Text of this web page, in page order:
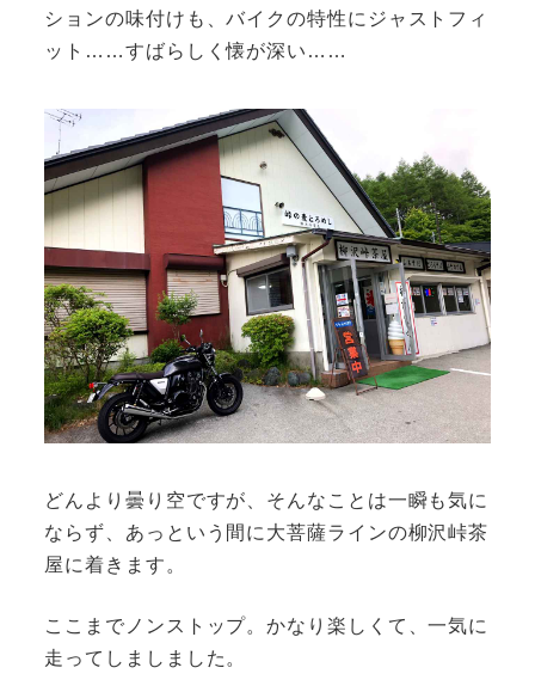
ションの味付けも、バイクの特性にジャストフィ
ット……すばらしく懐が深い……
どんより曇り空ですが、そんなことは一瞬も気に
ならず、あっという間に大菩薩ラインの柳沢峠茶
屋に着きます。
ここまでノンストップ。かなり楽しくて、一気に
走ってしましました。